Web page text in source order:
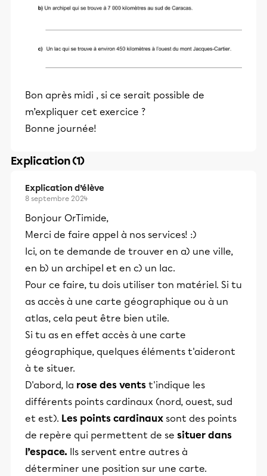
Bon après midi , si ce serait possible de
m’expliquer cet exercice ?
Bonne journée!
Explication (1)
Explication d’élève
8 septembre 2024
Bonjour OrTimide,
Merci de faire appel à nos services! :)
Ici, on te demande de trouver en a) une ville,
en b) un archipel et en c) un lac.
Pour ce faire, tu dois utiliser ton matériel. Si tu
as accès à une carte géographique ou à un
atlas, cela peut être bien utile.
Si tu as en effet accès à une carte
géographique, quelques éléments t'aideront
à te situer.
D'abord, la rose des vents t'indique les
différents points cardinaux (nord, ouest, sud
et est). Les points cardinaux sont des points
de repère qui permettent de se situer dans
l’espace. Ils servent entre autres à
déterminer une position sur une carte.